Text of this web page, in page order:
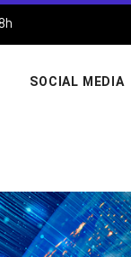
SOCIAL MEDIA